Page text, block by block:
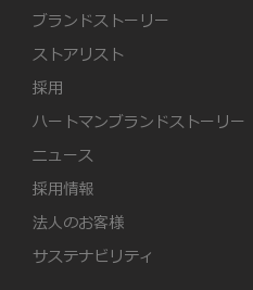
ブランドストーリー
ストアリスト
採用
ハートマンブランドストーリー
ニュース
採用情報
法人のお客様
サステナビリティ